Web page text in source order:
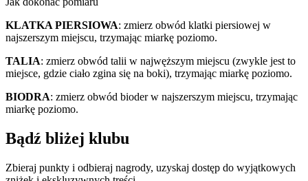
KLATKA PIERSIOWA: zmierz obwód klatki piersiowej w
najszerszym miejscu, trzymając miarkę poziomo.
TALIA: zmierz obwód talii w najwęższym miejscu (zwykle jest to
miejsce, gdzie ciało zgina się na boki), trzymając miarkę poziomo.
BIODRA: zmierz obwód bioder w najszerszym miejscu, trzymając
miarkę poziomo.
Bądź bliżej klubu
Zbieraj punkty i odbieraj nagrody, uzyskaj dostęp do wyjątkowych